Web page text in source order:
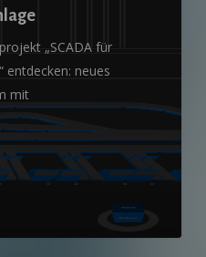
„SCADA für
entdecken: neues
mit